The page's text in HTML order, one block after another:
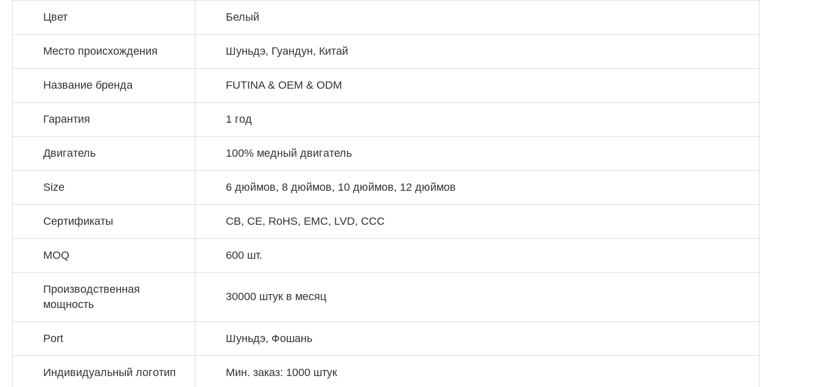
Цвет Белый
Место происхождения Шуньдэ, Гуандун, Китай
Название бренда FUTINA & OEM & ODM
Гарантия 1 год
Двигатель 100% медный двигатель
Size 6 дюймов, 8 дюймов, 10 дюймов, 12 дюймов
Сертификаты CB, CE, RoHS, EMC, LVD, CCC
MOQ 600 шт.
Производственная
мощность
30000 штук в месяц
Port Шуньдэ, Фошань
Индивидуальный логотип Мин. заказ: 1000 штук